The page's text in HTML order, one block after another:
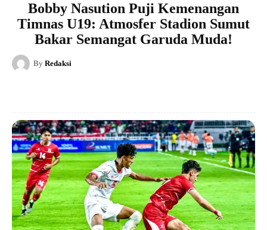
Bobby Nasution Puji Kemenangan
Timnas U19: Atmosfer Stadion Sumut
Bakar Semangat Garuda Muda!
By Redaksi